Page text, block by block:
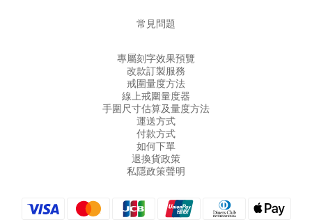
常見問題
專屬刻字效果預覽
改款訂製服務
戒圍量度方法
線上戒圍量度器
手圍尺寸估算及量度方法
運送方式
付款方式
如何下單
退換貨政策
私隱政策聲明